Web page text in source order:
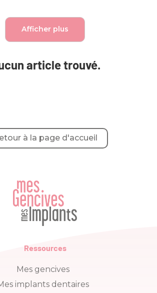
Afficher plus
article trouvé.
à la page d'accueil
Ressources
Mes gencives
implants dentaires